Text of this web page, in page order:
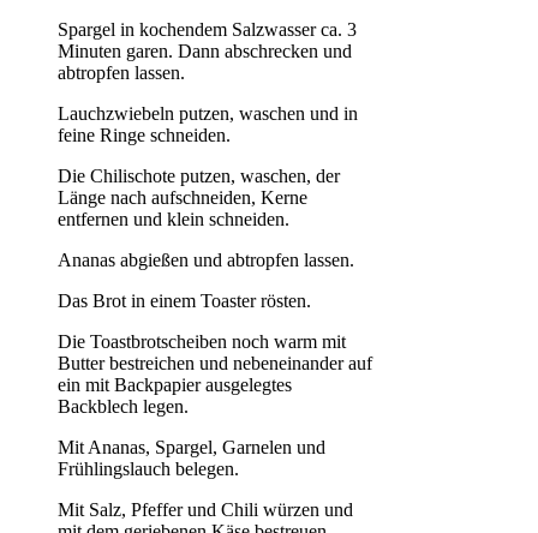
Spargel in kochendem Salzwasser ca. 3
Minuten garen. Dann abschrecken und
abtropfen lassen.
Lauchzwiebeln putzen, waschen und in
feine Ringe schneiden.
Die Chilischote putzen, waschen, der
Länge nach aufschneiden, Kerne
entfernen und klein schneiden.
Ananas abgießen und abtropfen lassen.
Das Brot in einem Toaster rösten.
Die Toastbrotscheiben noch warm mit
Butter bestreichen und nebeneinander auf
ein mit Backpapier ausgelegtes
Backblech legen.
Mit Ananas, Spargel, Garnelen und
Frühlingslauch belegen.
Mit Salz, Pfeffer und Chili würzen und